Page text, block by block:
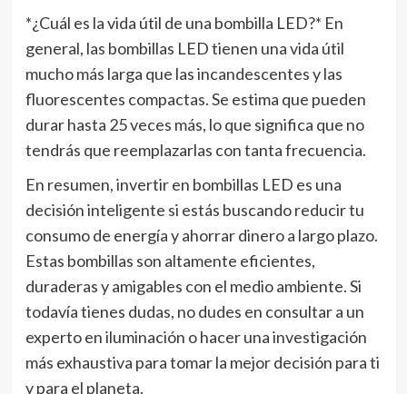
*¿Cuál es la vida útil de una bombilla LED?* En
general, las bombillas LED tienen una vida útil
mucho más larga que las incandescentes y las
fluorescentes compactas. Se estima que pueden
durar hasta 25 veces más, lo que significa que no
tendrás que reemplazarlas con tanta frecuencia.
En resumen, invertir en bombillas LED es una
decisión inteligente si estás buscando reducir tu
consumo de energía y ahorrar dinero a largo plazo.
Estas bombillas son altamente eficientes,
duraderas y amigables con el medio ambiente. Si
todavía tienes dudas, no dudes en consultar a un
experto en iluminación o hacer una investigación
más exhaustiva para tomar la mejor decisión para ti
y para el planeta.